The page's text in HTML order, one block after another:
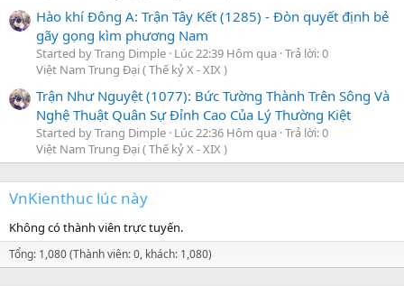
Hào khí Đông A: Trận Tây Kết (1285) - Đòn quyết định bẻ
gãy gọng kìm phương Nam
Started by Trang Dimple Lúc 22:39 Hôm qua Trả lời: 0
Việt Nam Trung Đại ( Thế kỷ X - XIX )
Trận Như Nguyệt (1077): Bức Tường Thành Trên Sông Và
Nghệ Thuật Quân Sự Đỉnh Cao Của Lý Thường Kiệt
Started by Trang Dimple Lúc 22:36 Hôm qua Trả lời: 0
Việt Nam Trung Đại ( Thế kỷ X - XIX )
VnKienthuc lúc này
Không có thành viên trực tuyến.
Tổng: 1,080 (Thành viên: 0, khách: 1,080)